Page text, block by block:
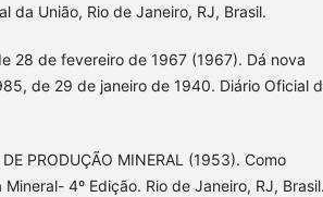
da União, Rio de Janeiro, RJ, Brasil.
28 de fevereiro de 1967 (1967). Dá nova
de 29 de janeiro de 1940. Diário Oficial
PRODUÇÃO MINERAL (1953). Como
4º Edição. Rio de Janeiro, RJ, Brasil.